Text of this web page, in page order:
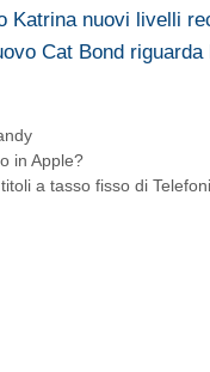
Katrina nuovi livelli
Cat Bond riguarda
in Apple?
a tasso fisso di